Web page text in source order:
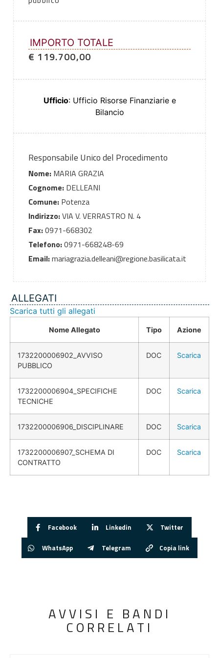
IMPORTO TOTALE
€ 119.700,00
Ufficio: Ufficio Risorse Finanziarie e
Bilancio
Responsabile Unico del Procedimento
Nome:MARIA GRAZIA
Cognome:DELLEANI
Comune:Potenza
Indirizzo:VIA V. VERRASTRO N. 4
Fax:0971-668302
Telefono:0971-668248-69
Email:mariagrazia.delleani@regione.basilicata.it
ALLEGATI
Scarica tutti gli allegati
Nome Allegato Tipo Azione
1732200006902_AVVISO
PUBBLICO
DOC Scarica
1732200006904_SPECIFICHE
TECNICHE
DOC Scarica
1732200006906_DISCIPLINARE DOC Scarica
1732200006907_SCHEMA DI
CONTRATTO
DOC Scarica
Facebook Linkedin Twitter
WhatsApp Telegram Copia link
AVVISI E BANDI
CORRELATI